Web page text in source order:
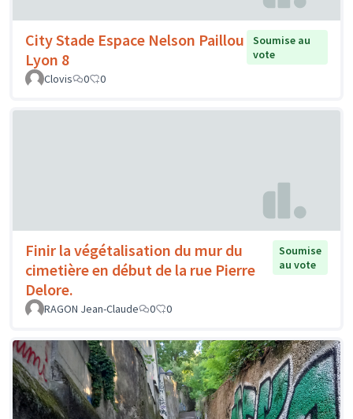
City Stade Espace Nelson Paillou
Lyon 8
Soumise au
vote
Clovis
0 0
Finir la végétalisation du mur du
cimetière en début de la rue Pierre
Delore.
Soumise
au vote
RAGON Jean-Claude 0 0